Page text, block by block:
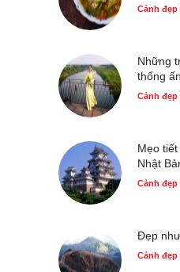
Những
Cảnh đẹp
Những
thống
Cảnh đẹp
Mẹo
Nhật
Cảnh đẹp
Đẹp
Cảnh đẹp